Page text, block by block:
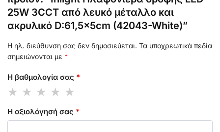
25W 3CCT από λευκό μέταλλο και
ακρυλικό D:61,5x5cm (42043-White)”
Η ηλ. διεύθυνση σας δεν δημοσιεύεται. Τα υποχρεωτικά πεδία
σημειώνονται με *
Η βαθμολογία σας *
Η αξιολόγησή σας *